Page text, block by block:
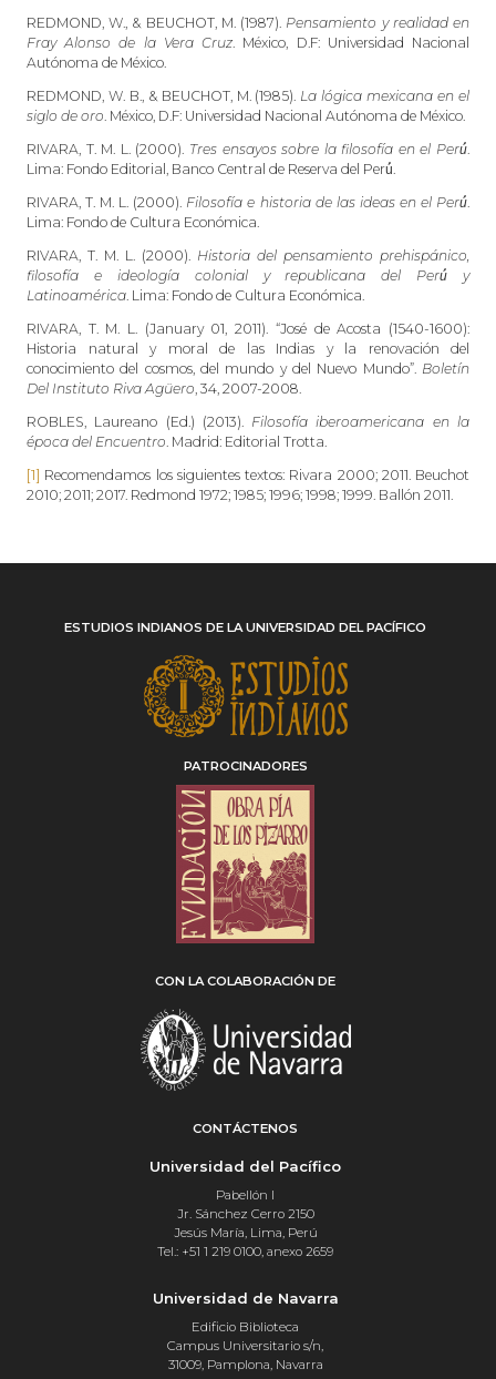
REDMOND, W., & BEUCHOT, M. (1987). Pensamiento y realidad en
Fray Alonso de la Vera Cruz. México, D.F: Universidad Nacional
Autónoma de México.
REDMOND, W. B., & BEUCHOT, M. (1985). La lógica mexicana en el
siglo de oro. México, D.F: Universidad Nacional Autónoma de México.
RIVARA, T. M. L. (2000). Tres ensayos sobre la filosofía en el Perú́.
Lima: Fondo Editorial, Banco Central de Reserva del Perú́.
RIVARA, T. M. L. (2000). Filosofía e historia de las ideas en el Perú́.
Lima: Fondo de Cultura Económica.
RIVARA, T. M. L. (2000). Historia del pensamiento prehispánico,
filosofía e ideología colonial y republicana del Perú́ y
Latinoamérica. Lima: Fondo de Cultura Económica.
RIVARA, T. M. L. (January 01, 2011). “José de Acosta (1540-1600):
Historia natural y moral de las Indias y la renovación del
conocimiento del cosmos, del mundo y del Nuevo Mundo”. Boletín
Del Instituto Riva Agüero, 34, 2007-2008.
ROBLES, Laureano (Ed.) (2013). Filosofía iberoamericana en la
época del Encuentro. Madrid: Editorial Trotta.
[1] Recomendamos los siguientes textos: Rivara 2000; 2011. Beuchot
2010; 2011; 2017. Redmond 1972; 1985; 1996; 1998; 1999. Ballón 2011.
ESTUDIOS INDIANOS DE LA UNIVERSIDAD DEL PACÍFICO
PATROCINADORES
CON LA COLABORACIÓN DE
CONTÁCTENOS
Universidad del Pacífico
Pabellón I
Jr. Sánchez Cerro 2150
Jesús María, Lima, Perú
Tel.: +51 1 219 0100, anexo 2659
Universidad de Navarra
Edificio Biblioteca
Campus Universitario s/n,
31009, Pamplona, Navarra